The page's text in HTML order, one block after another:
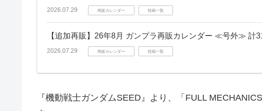
2026.07.29 再販カレンダー 投稿一覧
【追加再販】26年8月 ガンプラ再販カレンダー ≪号外≫ 計
2026.07.29 再販カレンダー 投稿一覧
『機動戦士ガンダムSEED』より、「FULL